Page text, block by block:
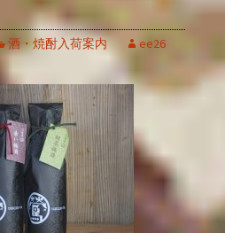
酒・焼酎入荷案内 ee26